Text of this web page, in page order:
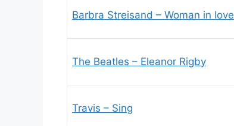
Barbra Streisand – Woman in love
The Beatles – Eleanor Rigby
Travis – Sing